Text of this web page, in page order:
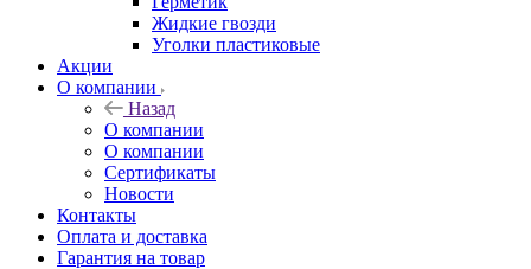
Жидкие гвозди
Уголки пластиковые
Акции
О компании
Назад
О компании
О компании
Сертификаты
Новости
Контакты
Оплата и доставка
Гарантия на товар